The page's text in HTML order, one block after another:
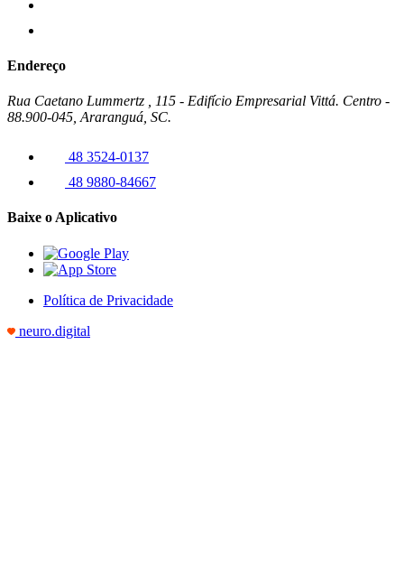
Endereço
Rua Caetano Lummertz , 115 - Edifício Empresarial Vittá. Centro -
88.900-045, Araranguá, SC.
48 3524-0137
48 9880-84667
Baixe o Aplicativo
Política de Privacidade
neuro.digital